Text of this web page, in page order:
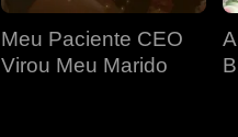
Meu Paciente CEO
Virou Meu Marido